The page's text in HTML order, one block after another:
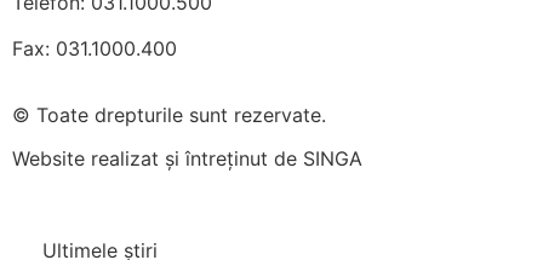
Fax: 031.1000.400
© Toate drepturile sunt rezervate.
Website realizat și întreținut de SINGA
Ultimele știri